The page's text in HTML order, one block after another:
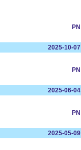
PN
2025-10-07
PN
2025-06-04
PN
2025-05-09